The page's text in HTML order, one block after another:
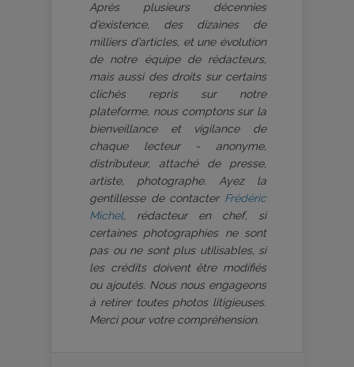
Après plusieurs décennies
d’existence, des dizaines de
milliers d’articles, et une évolution
de notre équipe de rédacteurs,
mais aussi des droits sur certains
clichés repris sur notre
plateforme, nous comptons sur la
bienveillance et vigilance de
chaque lecteur - anonyme,
distributeur, attaché de presse,
artiste, photographe. Ayez la
gentillesse de contacter Frédéric
Michel, rédacteur en chef, si
certaines photographies ne sont
pas ou ne sont plus utilisables, si
les crédits doivent être modifiés
ou ajoutés. Nous nous engageons
à retirer toutes photos litigieuses.
Merci pour votre compréhension.